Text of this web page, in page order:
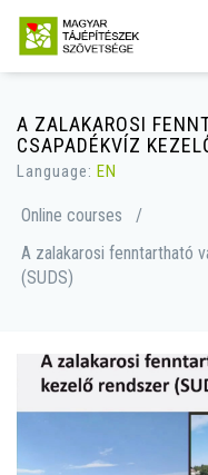
A ZALAKAROSI
CSAPADÉKVÍZ
Language: EN
Online courses
/
A zalakarosi fenntartható
(SUDS)